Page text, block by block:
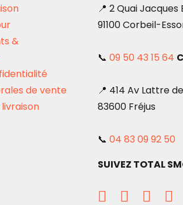
&
de vente
📍 2 Quai Jacques
91100 Corbeil-
📞 09 50 43 15 64
📍 414 Av Lattre
83600 Fréjus
📞 04 83 09 92 50
SUIVEZ TOTAL